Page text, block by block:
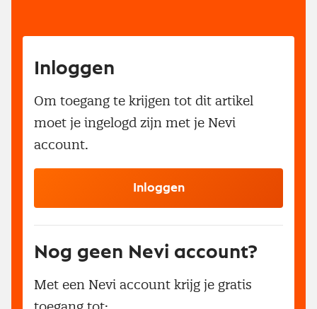
Inloggen
Om toegang te krijgen tot dit artikel
moet je ingelogd zijn met je Nevi
account.
Inloggen
Nog geen Nevi account?
Met een Nevi account krijg je gratis